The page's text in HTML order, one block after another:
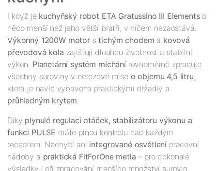
I když je kuchyňský robot ETA Gratussino III Elements o
něco menší než jeho větší bratři, v ničem nezaostává.
Výkonný 1200W motor s tichým chodem a kovová
převodová kola zajišťují dlouhou životnost a stabilní
výkon. Planetární systém míchání rovnoměrně zpracuje
všechny suroviny v nerezové míse o objemu 4,5 litru,
která je navíc vybavena praktickými držadly a
průhledným krytem
Díky plynulé regulaci otáček, stabilizátoru výkonu a
funkci PULSE máte plnou kontrolu nad každým
receptem. Nechybí ani integrované osvětlení pracovní
nádoby a praktická FitForOne metla – pro dokonalé